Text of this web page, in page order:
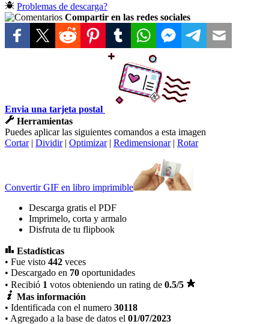
Problemas de descarga?
Compartir en las redes sociales
Envia una tarjeta postal
Herramientas
Puedes aplicar las siguientes comandos a esta imagen
Cortar| Dividir| Optimizar| Redimensionar| Rotar
Convertir GIF en libro imprimible
Descarga gratis el PDF
Imprimelo, corta y armalo
Disfruta de tu flipbook
Estadísticas
• Fue visto 442 veces
• Descargado en 70 oportunidades
• Recibió 1 votos obteniendo un rating de 0.5/5
Mas información
• Identificada con el numero 30118
• Agregado a la base de datos el 01/07/2023